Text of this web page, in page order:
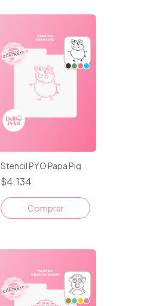
Stencil PYO Papa Pig
$4.134
Comprar